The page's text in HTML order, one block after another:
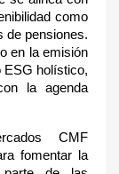
como
de pensiones.
en la emisión
ESG holístico,
la agenda
CMF
fomentar la